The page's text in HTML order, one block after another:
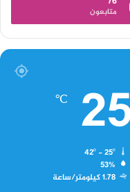
متابعون
℃
53%
1.78 كيلومتر/ساعة